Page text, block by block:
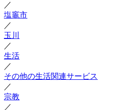
／
塩竈市
／
玉川
／
生活
／
その他の生活関連サービス
／
宗教
／